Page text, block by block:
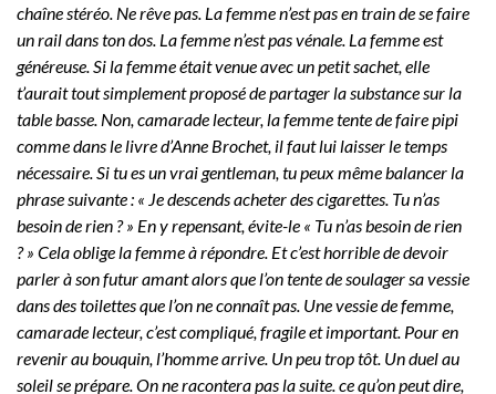
chaîne stéréo. Ne rêve pas. La femme n’est pas en train de se faire
un rail dans ton dos. La femme n’est pas vénale. La femme est
généreuse. Si la femme était venue avec un petit sachet, elle
t’aurait tout simplement proposé de partager la substance sur la
table basse. Non, camarade lecteur, la femme tente de faire pipi
comme dans le livre d’Anne Brochet, il faut lui laisser le temps
nécessaire. Si tu es un vrai gentleman, tu peux même balancer la
phrase suivante : « Je descends acheter des cigarettes. Tu n’as
besoin de rien ? » En y repensant, évite-le « Tu n’as besoin de rien
? » Cela oblige la femme à répondre. Et c’est horrible de devoir
parler à son futur amant alors que l’on tente de soulager sa vessie
dans des toilettes que l’on ne connaît pas. Une vessie de femme,
camarade lecteur, c’est compliqué, fragile et important. Pour en
revenir au bouquin, l’homme arrive. Un peu trop tôt. Un duel au
soleil se prépare. On ne racontera pas la suite. ce qu’on peut dire,